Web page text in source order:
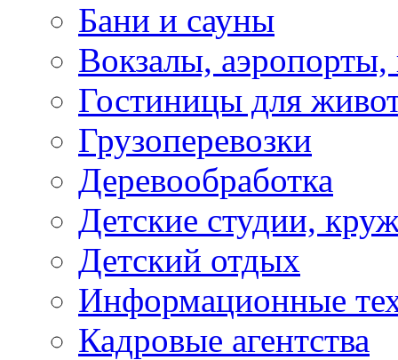
Бани и сауны
Вокзалы,
Гостиницы для
Грузоперевозки
Деревообработка
Детские студии,
Детский отдых
Информационные
Кадровые агентства